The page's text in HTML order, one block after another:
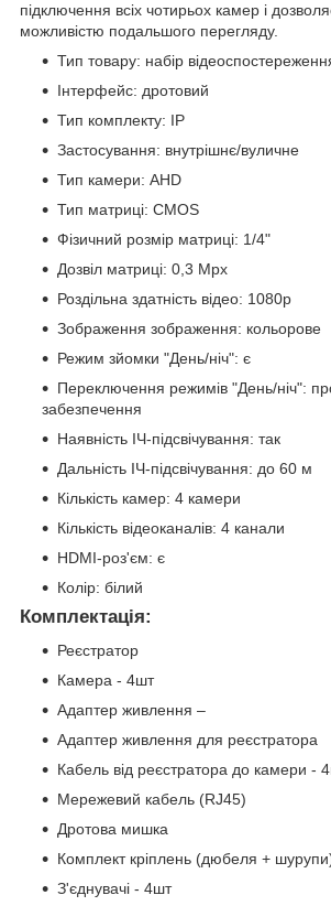
підключення всіх чотирьох камер і
можливістю подальшого перегляду.
Тип товару: набір
Інтерфейс: дротовий
Тип комплекту: IP
Застосування: внутрішнє/вуличне
Тип камери: AHD
Тип матриці: CMOS
Фізичний розмір матриці: 1/4"
Дозвіл матриці: 0,3 Mpx
Роздільна здатність відео: 1080p
Зображення зображення: кольорове
Режим зйомки "День/ніч": є
Переключення режимів "День/ніч":
забезпечення
Наявність ІЧ-підсвічування: так
Дальність ІЧ-підсвічування: до 60 м
Кількість камер: 4 камери
Кількість відеоканалів: 4 канали
HDMI-роз'єм: є
Колір: білий
Комплектація:
Реєстратор
Камера - 4шт
Адаптер живлення –
Адаптер живлення для реєстратора
Кабель від реєстратора до камери -
Мережевий кабель (RJ45)
Дротова мишка
Комплект кріплень (дюбеля +
З'єднувачі - 4шт